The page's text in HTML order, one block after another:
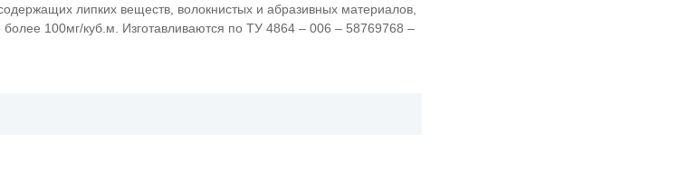
липких веществ, волокнистых и абразивных материалов,
100мг/куб.м. Изготавливаются по ТУ 4864 – 006 – 58769768 –